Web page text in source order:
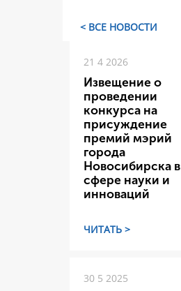
< ВСЕ НОВОСТИ
21 4 2026
Извещение о
проведении
конкурса на
присуждение
премий мэрий
города
Новосибирска в
сфере науки и
инноваций
ЧИТАТЬ >
30 5 2025